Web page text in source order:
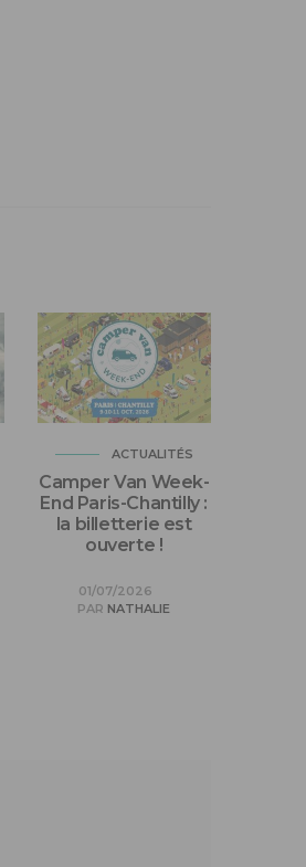
ACTUALITÉS
Camper Van Week-
End Paris-Chantilly :
la billetterie est
ouverte !
01/07/2026
PAR NATHALIE